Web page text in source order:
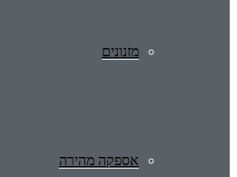
מזנונים
אספקה מהירה